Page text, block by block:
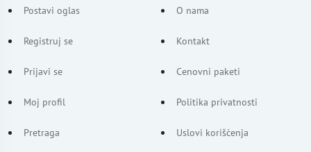
Postavi oglas
Registruj se
Prijavi se
Moj profil
Pretraga
O nama
Kontakt
Cenovni paketi
Politika privatnosti
Uslovi korišćenja